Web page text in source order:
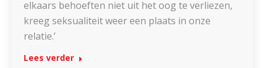
elkaars behoeften niet uit het oog te verliezen,
kreeg seksualiteit weer een plaats in onze
relatie.’
Lees verder